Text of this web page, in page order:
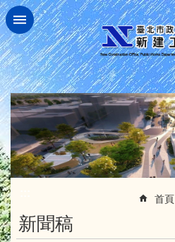
跳到主要內容區塊
首頁
新聞稿